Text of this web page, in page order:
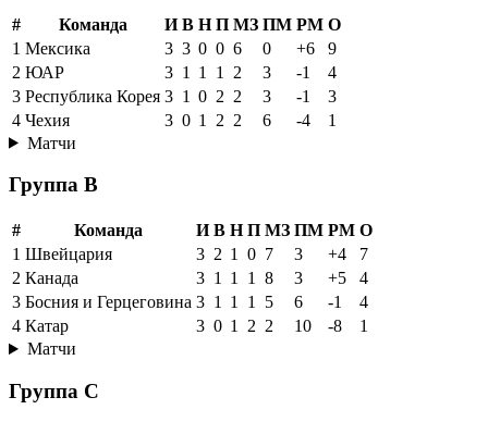
# Команда И В Н П МЗ ПМ РМ О
1 Мексика 3 3 0 0 6 0 +6
9
2 ЮАР 3 1 1 1 2 3 -1
4
3 Республика Корея 3 1 0 2 2 3 -1
3
4 Чехия 3 0 1 2 2 6 -4
1
Матчи
Группа B
# Команда И В Н П МЗ ПМ РМ О
1 Швейцария 3 2 1 0 7 3 +4
7
2 Канада 3 1 1 1 8 3 +5
4
3 Босния и Герцеговина 3 1 1 1 5 6 -1
4
4 Катар 3 0 1 2 2 10 -8
1
Матчи
Группа C